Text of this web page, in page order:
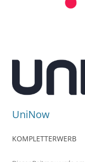
UniNow
KOMPLETTERWERB